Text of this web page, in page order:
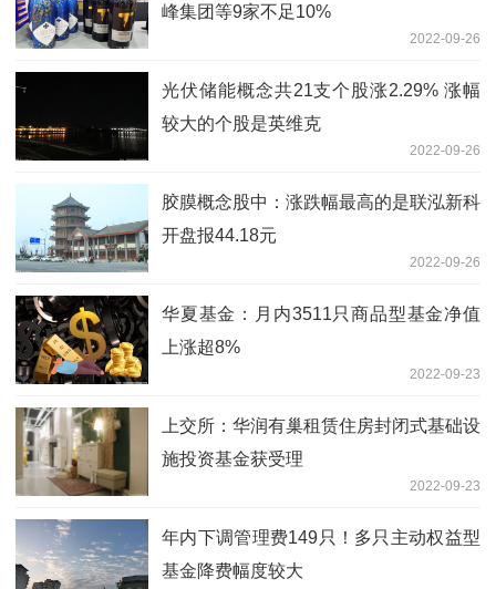
峰集团等9家不足10%
2022-09-26
光伏储能概念共21支个股涨2.29% 涨幅
较大的个股是英维克
2022-09-26
胶膜概念股中：涨跌幅最高的是联泓新科
开盘报44.18元
2022-09-26
华夏基金：月内3511只商品型基金净值
上涨超8%
2022-09-23
上交所：华润有巢租赁住房封闭式基础设
施投资基金获受理
2022-09-23
年内下调管理费149只！多只主动权益型
基金降费幅度较大